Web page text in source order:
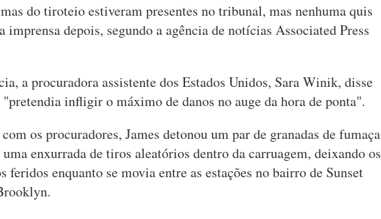
do tiroteio estiveram presentes no tribunal, mas nenhuma quis
imprensa depois, segundo a agência de notícias Associated Press
a procuradora assistente dos Estados Unidos, Sara Winik, disse
"pretendia infligir o máximo de danos no auge da hora de ponta".
os procuradores, James detonou um par de granadas de fumaça
enxurrada de tiros aleatórios dentro da carruagem, deixando os
feridos enquanto se movia entre as estações no bairro de Sunset